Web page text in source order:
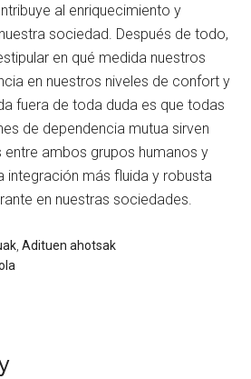
al enriquecimiento y
sociedad. Después de todo,
en qué medida nuestros
en nuestros niveles de confort y
fuera de toda duda es que todas
de dependencia mutua sirven
ambos grupos humanos y
integración más fluida y robusta
en nuestras sociedades.
,Adituen ahotsak